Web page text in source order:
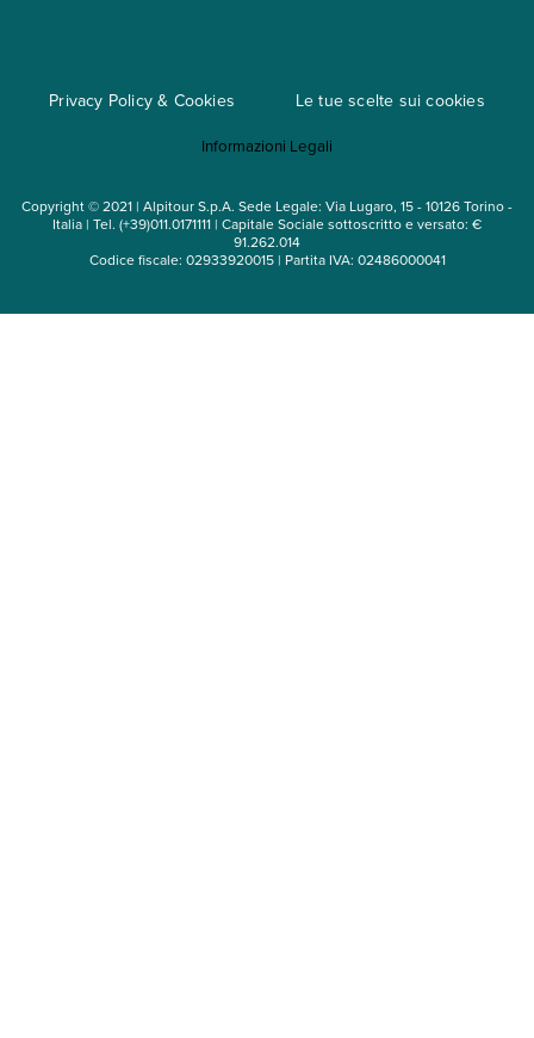
Mappa del sito
Privacy Policy & Cookies Le tue scelte sui cookies
Informazioni Legali
Copyright © 2021 | Alpitour S.p.A. Sede Legale: Via Lugaro, 15 - 10126 Torino -
Italia | Tel. (+39)011.0171111 | Capitale Sociale sottoscritto e versato: €
91.262.014
Codice fiscale: 02933920015 | Partita IVA: 02486000041